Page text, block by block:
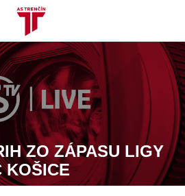
ZO ZÁPASU LIGY
KOŠICE